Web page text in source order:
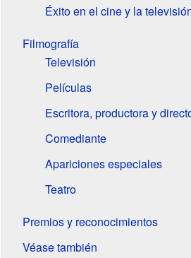
Éxito en el cine y la
Filmografía
Televisión
Películas
Escritora, productora y
Comediante
Apariciones especiales
Teatro
Premios y reconocimientos
Véase también